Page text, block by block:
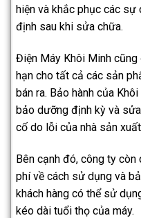
hiện và khắc phục các
định sau khi sửa chữa.
Điện Máy Khôi Minh
hạn cho tất cả các sản
bán ra. Bảo hành của
bảo dưỡng định kỳ và
cố do lỗi của nhà sản
Bên cạnh đó, công ty
phí về cách sử dụng và
khách hàng có thể sử
kéo dài tuổi thọ của máy.